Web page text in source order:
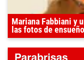
Mariana Fabbiani y
las fotos de ensueño